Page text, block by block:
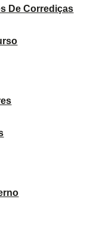
De Corrediças